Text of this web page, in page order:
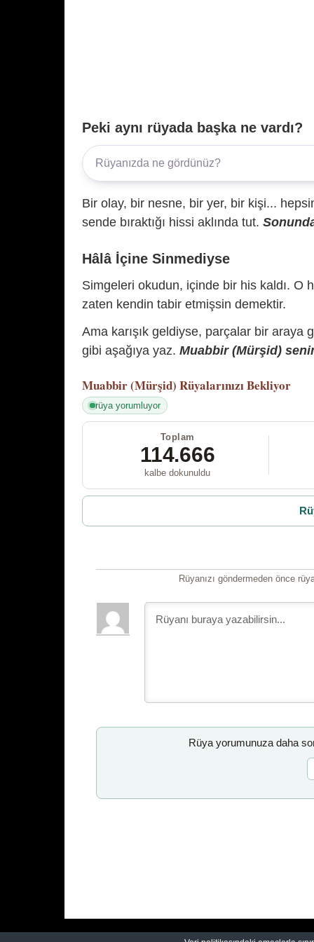
Peki aynı rüyada başka ne vardı?
Bir olay, bir nesne, bir yer, bir kişi...
sende bıraktığı hissi aklında tut.
Hâlâ İçine Sinmediyse
Simgeleri okudun, içinde bir his kaldı. O
zaten kendin tabir etmişsin demektir.
Ama karışık geldiyse, parçalar bir araya
gibi aşağıya yaz. Muabbir (Mürşid)
Muabbir (Mürşid) Rüyalarınızı Bekliyor
rüya yorumluyor
Toplam
114.666
kalbe dokunuldu
Rüyanızı göndermeden önce
Rüya yorumunuza daha